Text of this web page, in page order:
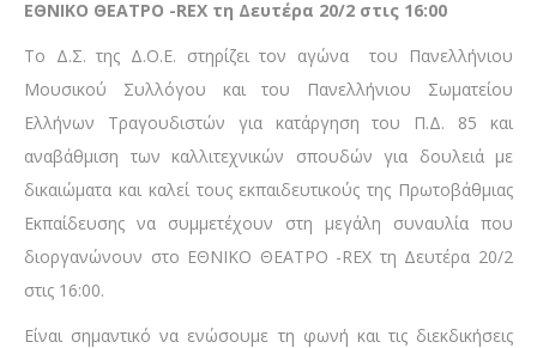
ΕΘΝΙΚΟ ΘΕΑΤΡΟ -REX τη Δευτέρα 20/2 στις 16:00
Το Δ.Σ. της Δ.Ο.Ε. στηρίζει τον αγώνα του Πανελλήνιου
Μουσικού Συλλόγου και του Πανελλήνιου Σωματείου
Ελλήνων Τραγουδιστών για κατάργηση του Π.Δ. 85 και
αναβάθμιση των καλλιτεχνικών σπουδών για δουλειά με
δικαιώματα και καλεί τους εκπαιδευτικούς της Πρωτοβάθμιας
Εκπαίδευσης να συμμετέχουν στη μεγάλη συναυλία που
διοργανώνουν στο ΕΘΝΙΚΟ ΘΕΑΤΡΟ -REX τη Δευτέρα 20/2
στις 16:00.
Είναι σημαντικό να ενώσουμε τη φωνή και τις διεκδικήσεις